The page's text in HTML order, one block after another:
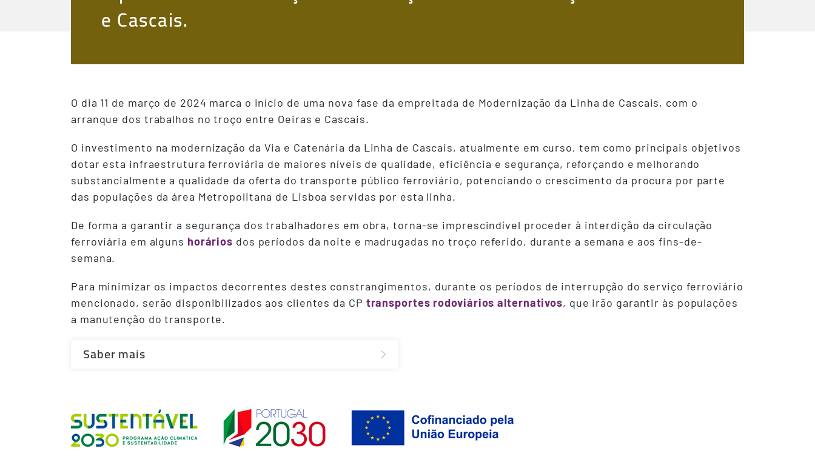
e Cascais.
O dia 11 de março de 2024 marca o início de uma nova fase da empreitada de Modernização da Linha de Cascais, com o
arranque dos trabalhos no troço entre Oeiras e Cascais.
O investimento na modernização da Via e Catenária da Linha de Cascais, atualmente em curso, tem como principais objetivos
dotar esta infraestrutura ferroviária de maiores níveis de qualidade, eficiência e segurança, reforçando e melhorando
substancialmente a qualidade da oferta do transporte público ferroviário, potenciando o crescimento da procura por parte
das populações da área Metropolitana de Lisboa servidas por esta linha.
De forma a garantir a segurança dos trabalhadores em obra, torna-se imprescindível proceder à interdição da circulação
ferroviária em alguns horários dos períodos da noite e madrugadas no troço referido, durante a semana e aos fins-de-
semana.
Para minimizar os impactos decorrentes destes constrangimentos, durante os períodos de interrupção do serviço ferroviário
mencionado, serão disponibilizados aos clientes da CP transportes rodoviários alternativos, que irão garantir às populações
a manutenção do transporte.
Saber mais